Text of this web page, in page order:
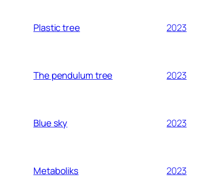
Plastic tree 2023
The pendulum tree 2023
Blue sky 2023
Metaboliks 2023